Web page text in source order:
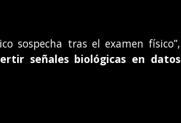
sospecha tras el examen físico”,
señales biológicas en datos